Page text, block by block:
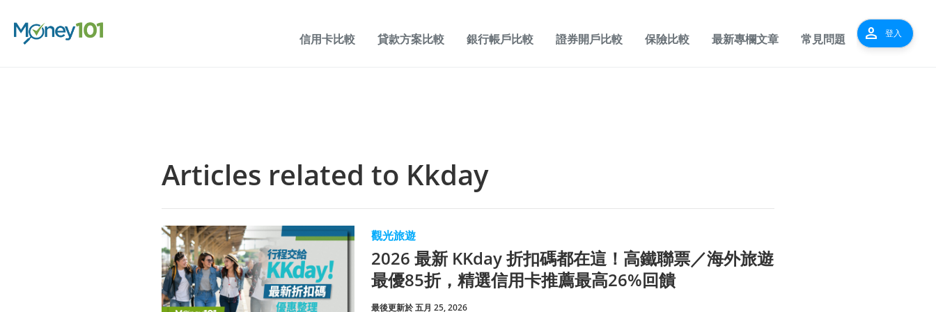
信用卡比較 貸款方案比較 銀行帳戶比較 證券開戶比較 保險比較 最新專欄文章 常見問題 person 登入
Articles related to Kkday
觀光旅遊
2026 最新 KKday 折扣碼都在這！高鐵聯票／海外旅遊
最優85折，精選信用卡推薦最高26%回饋
最後更新於 五月 25, 2026